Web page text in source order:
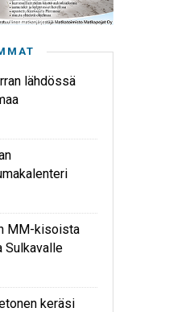
lähdössä
MM-kisoista
Sulkavalle
keräsi